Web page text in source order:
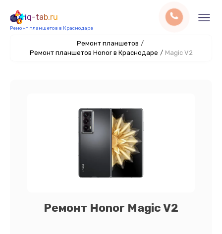
iq-tab.ru
Ремонт планшетов в Краснодаре
Ремонт планшетов /
Ремонт планшетов Honor в Краснодаре / Magic V2
Ремонт Honor Magic V2